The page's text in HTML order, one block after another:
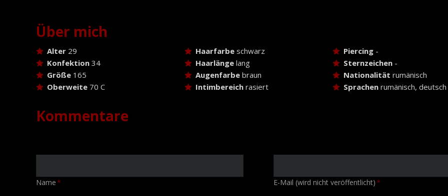
Über mich
Alter 29
Konfektion 34
Größe 165
Oberweite 70 C
Haarfarbeschwarz
Haarlängelang
Augenfarbebraun
Intimbereichrasiert
Piercing -
Sternzeichen -
Nationalität rumänisch
Sprachen rumänisch, deutsch
Kommentare
Pflichtfeld
Name* Pflichtfeld
E-Mail (wird nicht veröffentlicht)*